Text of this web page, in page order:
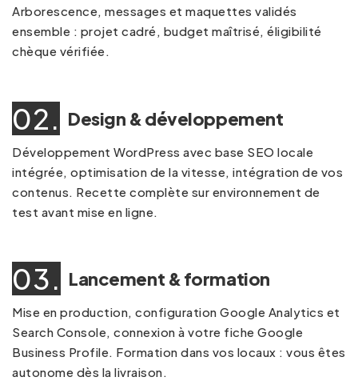
Arborescence, messages et maquettes validés
ensemble : projet cadré, budget maîtrisé, éligibilité
chèque vérifiée.
02. Design & développement
Développement WordPress avec base SEO locale
intégrée, optimisation de la vitesse, intégration de vos
contenus. Recette complète sur environnement de
test avant mise en ligne.
03. Lancement & formation
Mise en production, configuration Google Analytics et
Search Console, connexion à votre fiche Google
Business Profile. Formation dans vos locaux : vous êtes
autonome dès la livraison.